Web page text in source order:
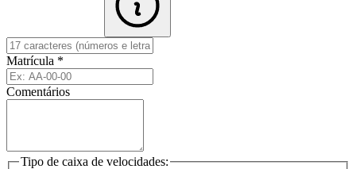
Matrícula *
Comentários
Tipo de caixa de velocidades: